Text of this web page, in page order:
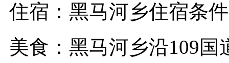
住宿：黑马河乡住宿条
美食：黑马河乡沿109